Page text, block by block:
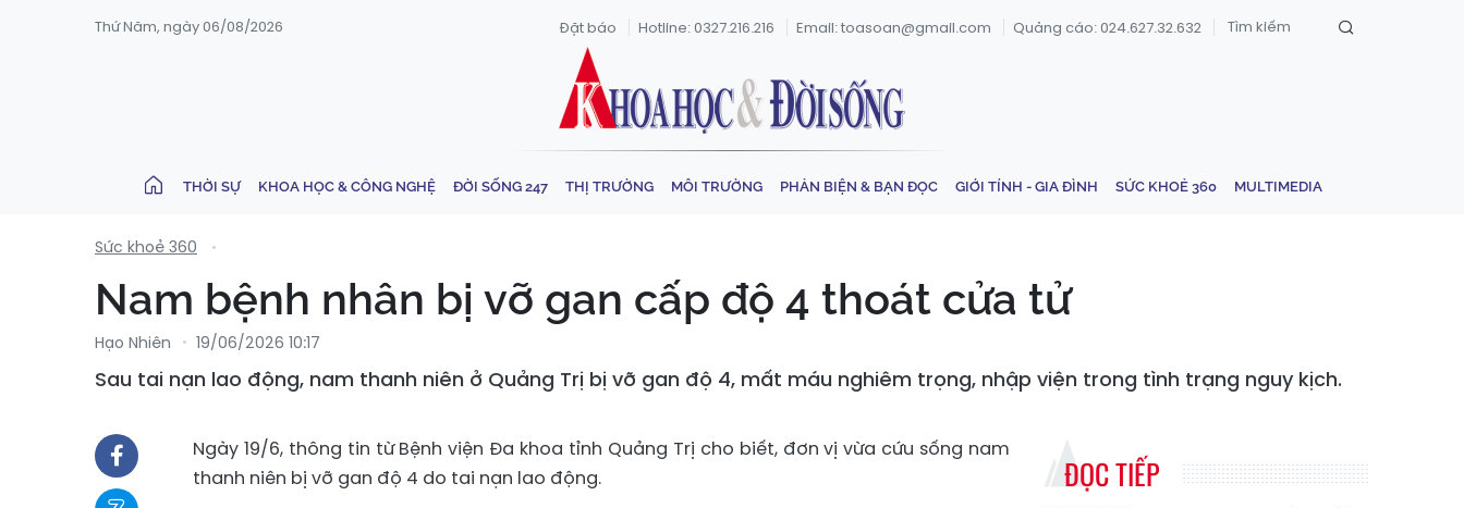
Thứ Năm, ngày 06/08/2026 Đặt báo Hotline: 0327.216.216 Email: toasoan@gmail.com Quảng cáo: 024.627.32.632
THỜI SỰ KHOA HỌC & CÔNG NGHỆ ĐỜI SỐNG 247 THỊ TRƯỜNG MÔI TRƯỜNG PHẢN BIỆN & BẠN ĐỌC GIỚI TÍNH - GIA ĐÌNH SỨC KHOẺ 360 MULTIMEDIA
Sức khoẻ 360
Nam bệnh nhân bị vỡ gan cấp độ 4 thoát cửa tử
Hạo Nhiên 19/06/2026 10:17
Sau tai nạn lao động, nam thanh niên ở Quảng Trị bị vỡ gan độ 4, mất máu nghiêm trọng, nhập viện trong tình trạng nguy kịch.
Ngày 19/6, thông tin từ Bệnh viện Đa khoa tỉnh Quảng Trị cho biết, đơn vị vừa cứu sống nam
thanh niên bị vỡ gan độ 4 do tai nạn lao động.
ĐỌC TIẾP